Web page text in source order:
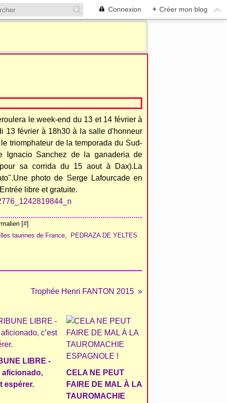
Connexion + Créer mon blog
le week-end du 13 et 14 février à
13 février à 18h30 à la salle d'honneur
triomphateur de la temporada du Sud-
Ignacio Sanchez de la ganaderia de
sa corrida du 15 aout à Dax).La
photo de Serge Lafourcade en
libre et gratuite.
[#]
taurines de France, PEDRAZA DE YELTES
Trophée Henri FANTON 2015
LIBRE -
aficionado,
espérer.
CELA NE PEUT
FAIRE DE MAL À LA
TAUROMACHIE